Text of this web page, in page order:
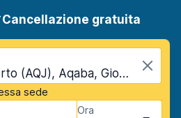
Cancellazione gratuita
Aqaba Aeroporto (AQJ), Aqaba, Giordania
sede
Ora